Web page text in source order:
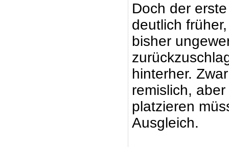
Doch der
deutlich
bisher
hinterher.
remislich,
platzieren
Ausgleich.